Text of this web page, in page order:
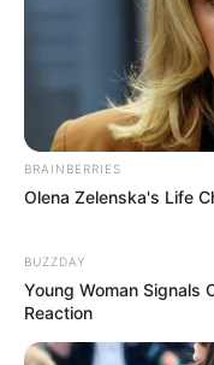
BRAINBERRIES
Olena Zelenska's Life
BUZZDAY
Young Woman Signals
Reaction